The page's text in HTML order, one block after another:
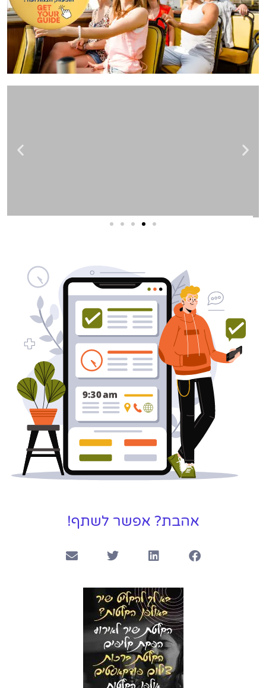
בעל/ת עסק? סוכנות ניהול מוניטין
לקידום, שיווק ופרסום באינטרנט
כאן עבורך!
לפרטים
אהבת? אפשר לשתף!